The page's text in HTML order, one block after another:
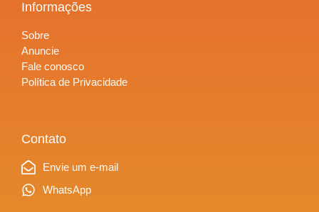
Informações
Sobre
Anuncie
Fale conosco
Política de Privacidade
Contato
Envie um e-mail
WhatsApp